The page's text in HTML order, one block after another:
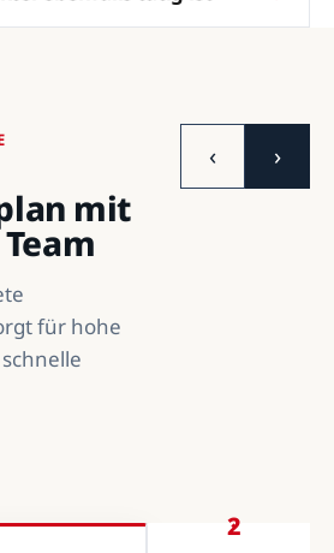
mit
für hohe
‹ ›
2